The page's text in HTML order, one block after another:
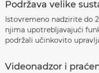
Podržava velike
Istovremeno nadzirite do
njima upotrebljavajući
podržali učinkovito
Videonadzor i